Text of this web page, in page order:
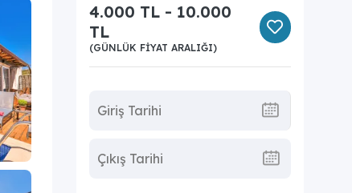
4.000 TL - 10.000
TL
(GÜNLÜK FIYAT ARALIĞI)